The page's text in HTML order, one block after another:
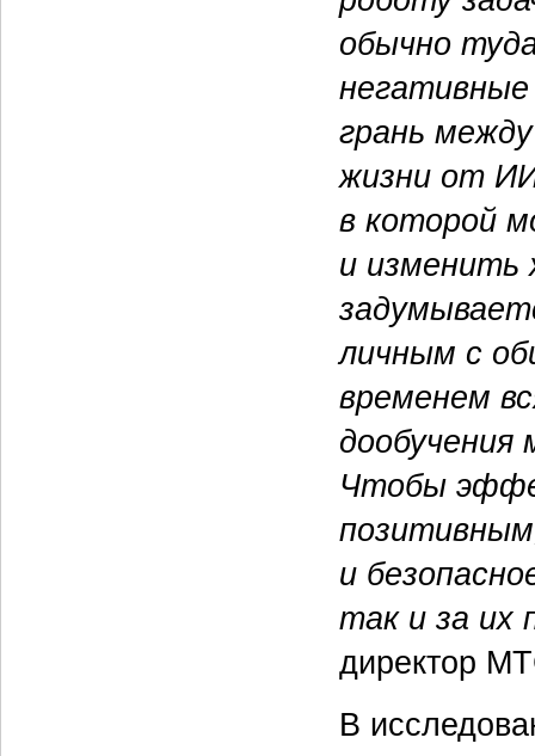
обычно
негативные
грань
жизни от
в которой
и изменить
личным с
временем
дообучения
Чтобы
и
так и за их
директор
В